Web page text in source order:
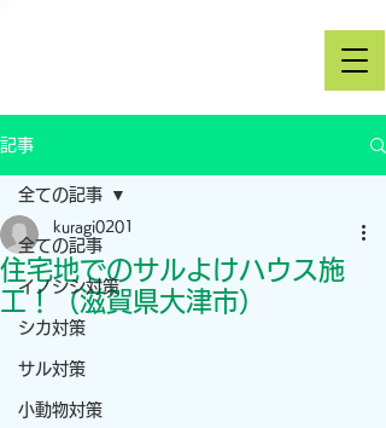
記事
全ての記事
イノシシ対策
シカ対策
サル対策
小動物対策
全ての記事
住宅地でのサルよけハウス施
工！（滋賀県大津市）
kuragi0201